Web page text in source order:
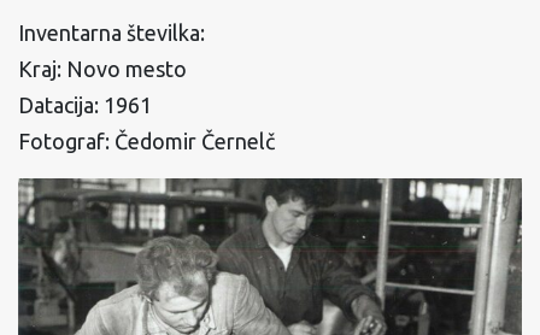
Inventarna številka:
Kraj: Novo mesto
Datacija: 1961
Fotograf: Čedomir Černelč